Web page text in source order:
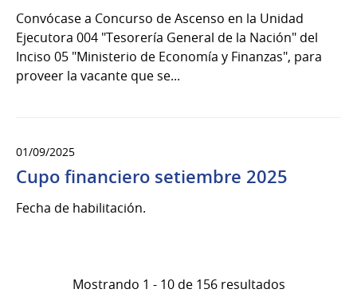
Convócase a Concurso de Ascenso en la Unidad
Ejecutora 004 "Tesorería General de la Nación" del
Inciso 05 "Ministerio de Economía y Finanzas", para
proveer la vacante que se...
01/09/2025
Cupo financiero setiembre 2025
Fecha de habilitación.
Mostrando 1 - 10 de 156 resultados